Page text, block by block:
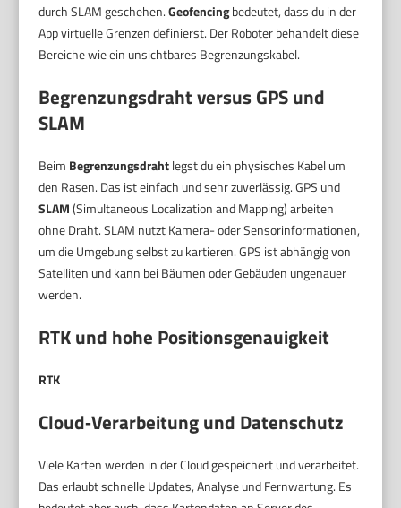
durch SLAM geschehen.Geofencingbedeutet, dass du in der
App virtuelle Grenzen definierst. Der Roboter behandelt diese
Bereiche wie ein unsichtbares Begrenzungskabel.
Begrenzungsdraht versus GPS und
SLAM
Beim Begrenzungsdrahtlegst du ein physisches Kabel um
den Rasen. Das ist einfach und sehr zuverlässig. GPS und
SLAM(Simultaneous Localization and Mapping) arbeiten
ohne Draht. SLAM nutzt Kamera- oder Sensorinformationen,
um die Umgebung selbst zu kartieren. GPS ist abhängig von
Satelliten und kann bei Bäumen oder Gebäuden ungenauer
werden.
RTK und hohe Positionsgenauigkeit
RTK
Cloud‑Verarbeitung und Datenschutz
Viele Karten werden in der Cloud gespeichert und verarbeitet.
Das erlaubt schnelle Updates, Analyse und Fernwartung. Es